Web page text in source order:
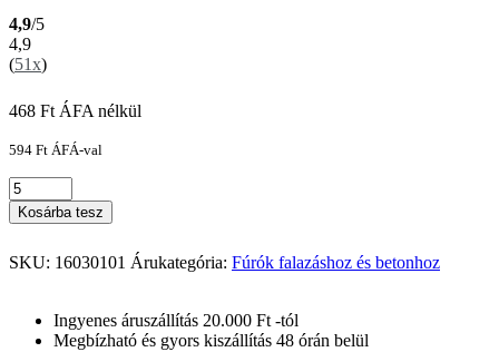
4,9/5
4,9
(51x)
468 Ft ÁFA nélkül
594 Ft ÁFÁ-val
Kosárba tesz
SKU: 16030101 Árukategória: Fúrók falazáshoz és betonhoz
Ingyenes áruszállítás 20.000 Ft -tól
Megbízható és gyors kiszállítás 48 órán belül